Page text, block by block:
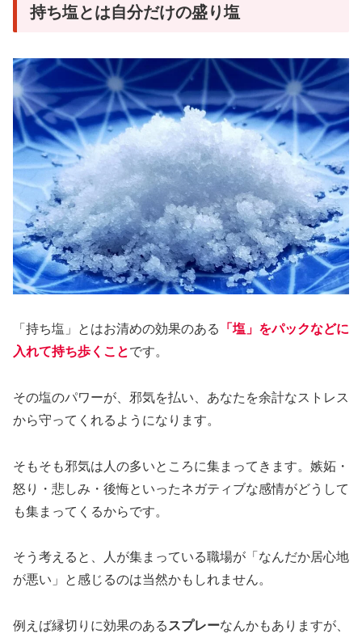
持ち塩とは自分だけの盛り塩
「持ち塩」とはお清めの効果のある
「塩」をパックなどに
入れて持ち歩くことです。
その塩のパワーが、邪気を払い、あなたを余計なストレス
から守ってくれるようになります。
そもそも邪気は人の多いところに集まってきます。嫉妬・
怒り・悲しみ・後悔といったネガティブな感情がどうして
も集まってくるからです。
そう考えると、人が集まっている職場が「なんだか居心地
が悪い」と感じるのは当然かもしれません。
例えば縁切りに効果のある スプレーなんかもありますが、